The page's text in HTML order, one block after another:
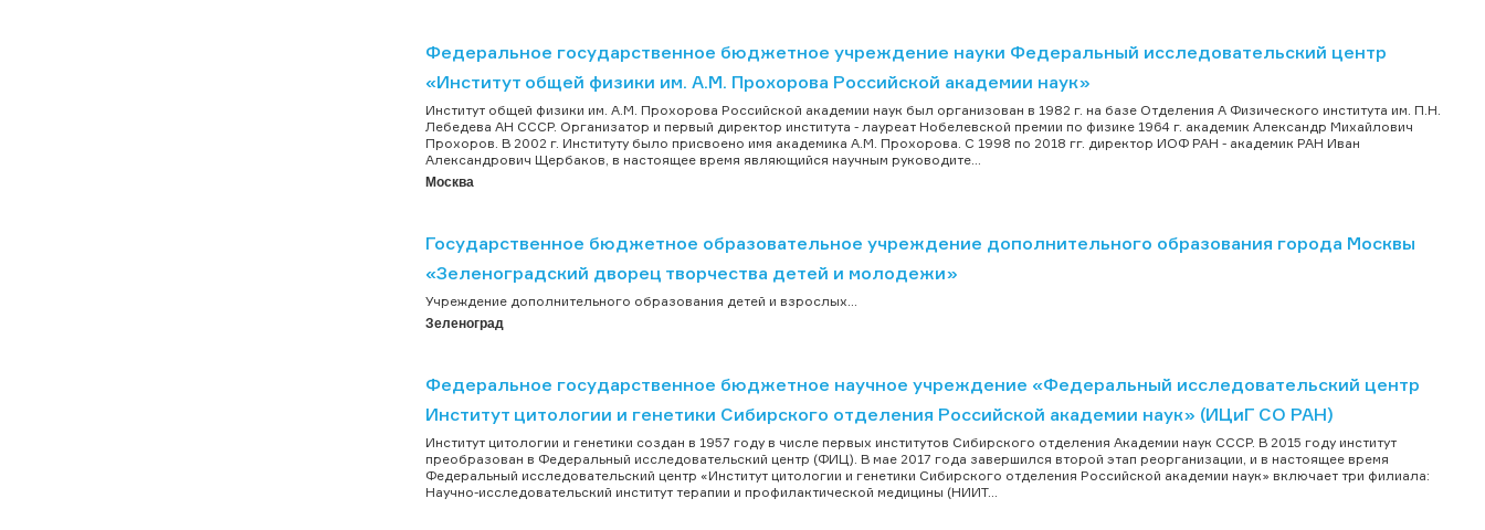
Федеральное государственное бюджетное учреждение науки Федеральный исследовательский центр
«Институт общей физики им. А.М. Прохорова Российской академии наук»
Институт общей физики им. А.М. Прохорова Российской академии наук был организован в 1982 г. на базе Отделения А Физического института им. П.Н.
Лебедева АН СССР. Организатор и первый директор института - лауреат Нобелевской премии по физике 1964 г. академик Александр Михайлович
Прохоров. В 2002 г. Институту было присвоено имя академика А.М. Прохорова. C 1998 по 2018 гг. директор ИОФ РАН - академик РАН Иван
Александрович Щербаков, в настоящее время являющийся научным руководите...
Москва
Государственное бюджетное образовательное учреждение дополнительного образования города Москвы
«Зеленоградский дворец творчества детей и молодежи»
Учреждение дополнительного образования детей и взрослых...
Зеленоград
Федеральное государственное бюджетное научное учреждение «Федеральный исследовательский центр
Институт цитологии и генетики Сибирского отделения Российской академии наук» (ИЦиГ СО РАН)
Институт цитологии и генетики создан в 1957 году в числе первых институтов Сибирского отделения Академии наук СССР. В 2015 году институт
преобразован в Федеральный исследовательский центр (ФИЦ). В мае 2017 года завершился второй этап реорганизации, и в настоящее время
Федеральный исследовательский центр «Институт цитологии и генетики Сибирского отделения Российской академии наук» включает три филиала:
Научно-исследовательский институт терапии и профилактической медицины (НИИТ...